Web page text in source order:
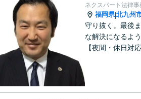
ネクスパート法律
福岡県|北九州
守り抜く。最後
な解決になるよ
【夜間・休日対応